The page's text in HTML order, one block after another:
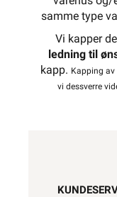
samme type
Vi kapper
ledning til
kapp. Kapping
vi dessverre